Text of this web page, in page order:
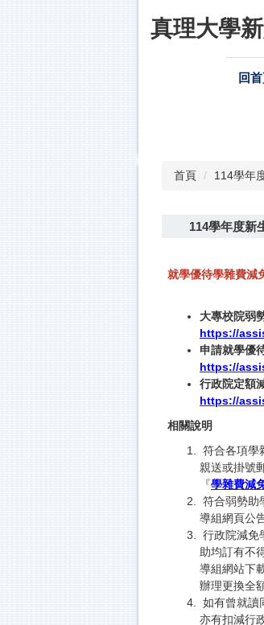
真理大學
回
首頁 114學年
114學年度新
就學優待學雜費減
大專校院弱
https://
申請就學優
https://
行政院定額
https://
相關說明
符合各項學
親送或掛號
『學雜費減
符合弱勢助
導組網頁公告
行政院減免
助均訂有不
導組網站下
辦理更換全
如有曾就讀
亦有扣減行